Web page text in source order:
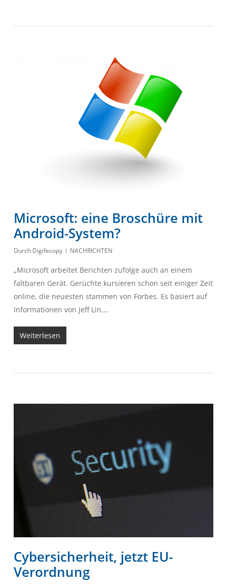
Microsoft: eine Broschüre mit
Android-System?
Durch Digifecopy NACHRICHTEN
„Microsoft arbeitet Berichten zufolge auch an einem
faltbaren Gerät. Gerüchte kursieren schon seit einiger Zeit
online, die neuesten stammen von Forbes. Es basiert auf
Informationen von Jeff Lin,…
Weiterlesen
Cybersicherheit, jetzt EU-
Verordnung